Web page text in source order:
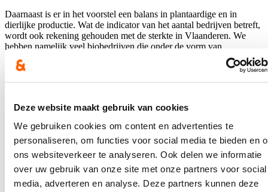
Deze website maakt gebruik van cookies
We gebruiken cookies om content en advertenties te
personaliseren, om functies voor social media te bieden en
ons websiteverkeer te analyseren. Ook delen we informatie
over uw gebruik van onze site met onze partners voor social
media, adverteren en analyse. Deze partners kunnen deze
Daarnaast is er in het voorstel een balans in plantaardige en in
dierlijke productie. Wat de indicator van het aantal bedrijven betreft,
wordt ook rekening gehouden met de sterkte in Vlaanderen. We
hebben namelijk veel biobedrijven die onder de vorm van
zelfplukboederijen of andere CSA-vormen (community-supported
agriculture) werken. Zij spelen een belangrijke rol in de verbinding
Uit de consultatieronde bij de landbouwers in het kader van het
nieuwe strategisch plan bio blijkt het belang om te blijven werken
aan de vraag naar bio. VLAM timmert consequent verder aan de
weg om de consument warm te maken voor bio. Dat blijft een heel
belangrijke uitdaging, zeker in de huidige geopolitieke context met
de stijgende prijzen. Het doel is de vraag naar biovoeding te
verruimen en de aankopen te intensifiëren. Het promotiebudget in
2022 bedraagt 1,141 miljoen euro. Er lopen parallel twee